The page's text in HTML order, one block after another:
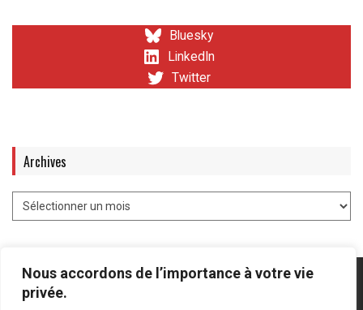
Nous accordons de l’importance à votre vie
privée.
Bluesky
LinkedIn
Twitter
Archives